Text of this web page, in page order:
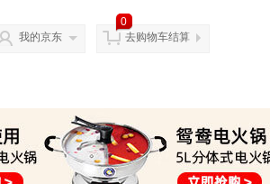
我的京东
0
去购物车结算